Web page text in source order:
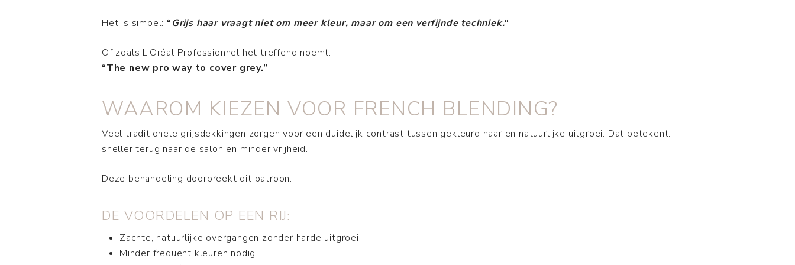
Het is simpel: “Grijs haar vraagt niet om meer kleur, maar om een verfijnde techniek.“
Of zoals L’Oréal Professionnel het treffend noemt:
“The new pro way to cover grey.”
WAAROM KIEZEN VOOR FRENCH BLENDING?
Veel traditionele grijsdekkingen zorgen voor een duidelijk contrast tussen gekleurd haar en natuurlijke uitgroei. Dat betekent:
sneller terug naar de salon en minder vrijheid.
Deze behandeling doorbreekt dit patroon.
DE VOORDELEN OP EEN RIJ:
Zachte, natuurlijke overgangen zonder harde uitgroei
Minder frequent kleuren nodig